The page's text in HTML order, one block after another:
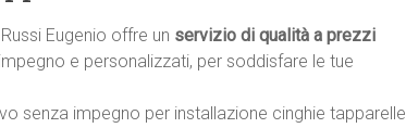
Eugenio offre un servizio di qualità a prezzi
e personalizzati, per soddisfare le tue
senza impegno per installazione cinghie tapparelle